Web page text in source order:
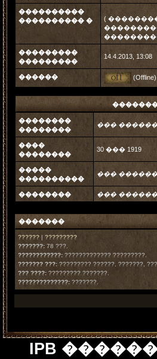
����������
���������� �
(
���������
���������
14.4.2013, 13:08
������ (Offline)
��������
��������
��� ������
����
��������
30 ��� 1919
�����
����������
��� ������
�������� ��� ������
�������
?????? | ?????????
???????: 78 ???.
????????????: ????????????? ?????????.
??????? ???: ????????? ??????, ???????,
??? ????: ????????? ???????.
??????????????: ???????.
IPB